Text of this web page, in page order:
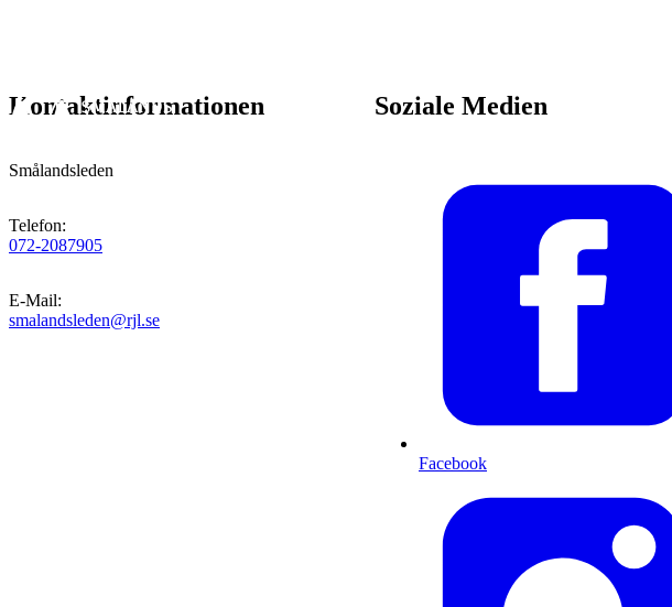
Kontaktinformationen
Smålandsleden
Telefon:
072-2087905
E-Mail:
smalandsleden@rjl.se
Soziale Medien
Facebook